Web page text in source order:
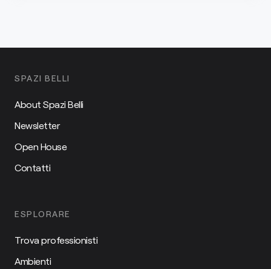
SPAZI BELLI
About Spazi Belli
Newsletter
Open House
Contatti
ESPLORARE
Trova professionisti
Ambienti